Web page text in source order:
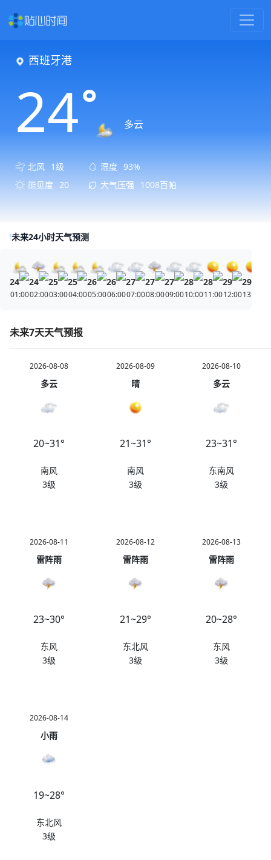
‌西班牙港
24° 多云
北风 1级 湿度 93%
能见度 20 大气压强 1008百帕
未来24小时天气预测
24
01:00
24
02:00
25
03:00
25
04:00
26
05:00
26
06:00
27
07:00
27
08:00
27
09:00
28
10:00
28
11:00
29
12:00
29
13:00
未来7天天气预报
2026-08-08
多云
20~31°
南风
3级
2026-08-09
晴
21~31°
南风
3级
2026-08-10
多云
23~31°
东南风
3级
2026-08-11
雷阵雨
23~30°
东风
3级
2026-08-12
雷阵雨
21~29°
东北风
3级
2026-08-13
雷阵雨
20~28°
东风
3级
2026-08-14
小雨
19~28°
东北风
3级